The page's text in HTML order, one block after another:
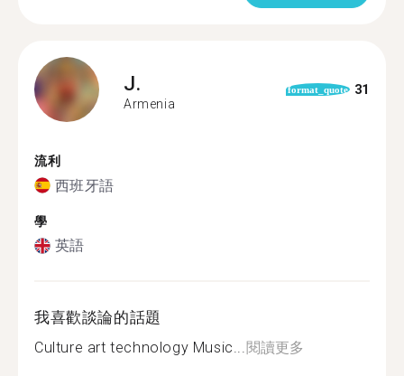
J.
Armenia
format_quote 31
流利
西班牙語
學
英語
我喜歡談論的話題
Culture art technology Music...閱讀更多